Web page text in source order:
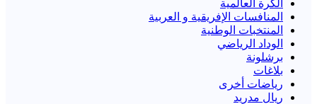
الكرة العالمية
المنافسات الإفريقية و العربية
المنتخبات الوطنية
الوداد الرياضي
برشلونة
بلاغات
رياضات أخرى
ريال مدريد